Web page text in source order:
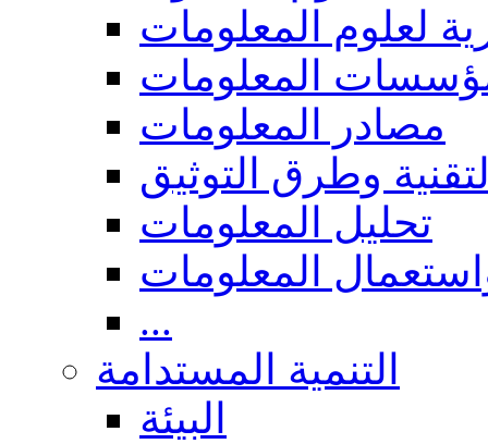
لعلوم المعلومات
المعلومات
مصادر المعلومات
وطرق التوثيق
تحليل المعلومات
المعلومات
...
التنمية المستدامة
البيئة